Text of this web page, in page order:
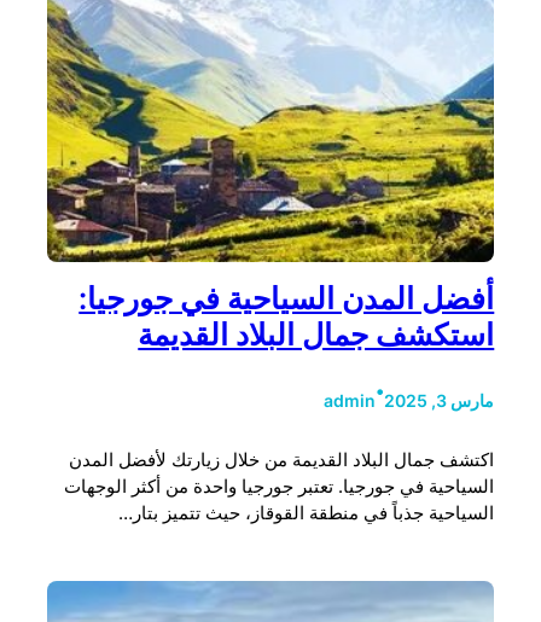
أفضل المدن السياحية في جورجيا:
استكشف جمال البلاد القديمة
مارس 3, 2025 •
admin
اكتشف جمال البلاد القديمة من خلال زيارتك لأفضل المدن
السياحية في جورجيا. تعتبر جورجيا واحدة من أكثر الوجهات
السياحية جذباً في منطقة القوقاز، حيث تتميز بتار…